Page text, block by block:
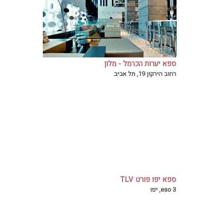
ספא יערות הכרמל - מלון
רויאל ביץ תל אביב
רחוב הירקון 19, תל אביב
במלון ג'אפה פורט תוכלו ליהנות מחווית ספא
בלתי נשכחת ומלאת שלווה וחידוש אנרגית עבור
ספא יפו פורט TLV
eso 3, יפו